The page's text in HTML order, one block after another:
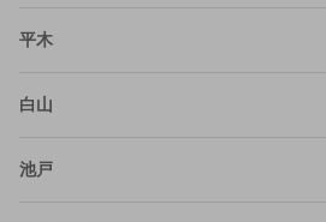
平木
白山
池戸